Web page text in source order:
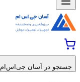
جستجو در آسان جی‌اس‌ام